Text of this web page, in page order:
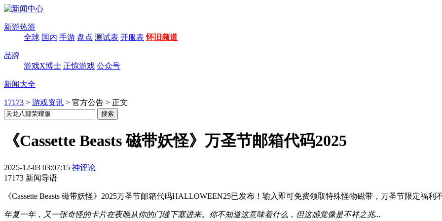
新游热游
全球 国内 手游 盘点 测试表 开服表 怀旧频道
品牌
游戏X博士 正惊游戏 公众号
新闻大全
17173 > 游戏资讯 > 官方公告 > 正文
《Cassette Beasts 磁带妖怪》万圣节邮箱代码2025
2025-12-03 03:07:15 神评论
17173 新闻导语
《Cassette Beasts 磁带妖怪》2025万圣节邮箱代码HALLOWEEN25已发布！输入即可免费领取特殊怪物磁带，万圣节限定福利
年复一年，又一张奇怪的卡片在夜晚从你的门缝下塞进来。你不知道这意味着什么，但这感觉像是不祥之兆...